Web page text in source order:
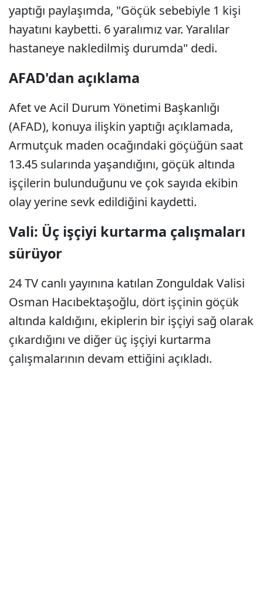
yaptığı paylaşımda, "Göçük sebebiyle 1 kişi
hayatını kaybetti. 6 yaralımız var. Yaralılar
hastaneye nakledilmiş durumda" dedi.
AFAD'dan açıklama
Afet ve Acil Durum Yönetimi Başkanlığı
(AFAD), konuya ilişkin yaptığı açıklamada,
Armutçuk maden ocağındaki göçüğün saat
13.45 sularında yaşandığını, göçük altında
işçilerin bulunduğunu ve çok sayıda ekibin
olay yerine sevk edildiğini kaydetti.
Vali: Üç işçiyi kurtarma çalışmaları
sürüyor
24 TV canlı yayınına katılan Zonguldak Valisi
Osman Hacıbektaşoğlu, dört işçinin göçük
altında kaldığını, ekiplerin bir işçiyi sağ olarak
çıkardığını ve diğer üç işçiyi kurtarma
çalışmalarının devam ettiğini açıkladı.